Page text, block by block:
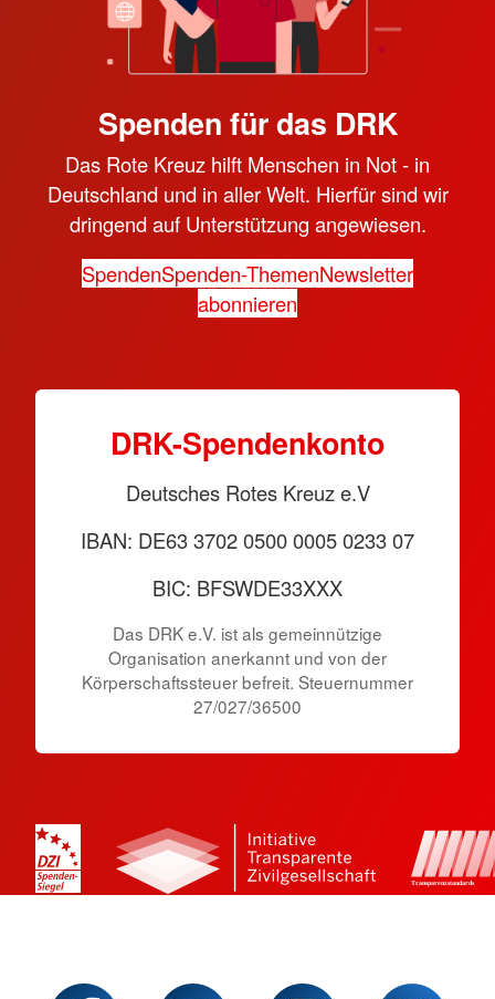
Spenden für das DRK
Das Rote Kreuz hilft Menschen in Not - in
Deutschland und in aller Welt. Hierfür sind wir
dringend auf Unterstützung angewiesen.
SpendenSpenden-ThemenNewsletter
abonnieren
DRK-Spendenkonto
Deutsches Rotes Kreuz e.V
IBAN: DE63 3702 0500 0005 0233 07
BIC: BFSWDE33XXX
Das DRK e.V. ist als gemeinnützige
Organisation anerkannt und von der
Körperschaftssteuer befreit. Steuernummer
27/027/36500